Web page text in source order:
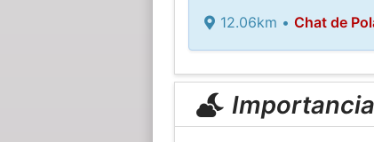
12.06km • Chat de